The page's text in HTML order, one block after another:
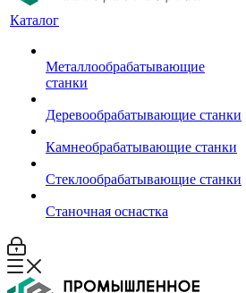
Каталог
Металлообрабатывающие
станки
Деревообрабатывающие станки
Камнеобрабатывающие станки
Стеклообрабатывающие станки
Станочная оснастка